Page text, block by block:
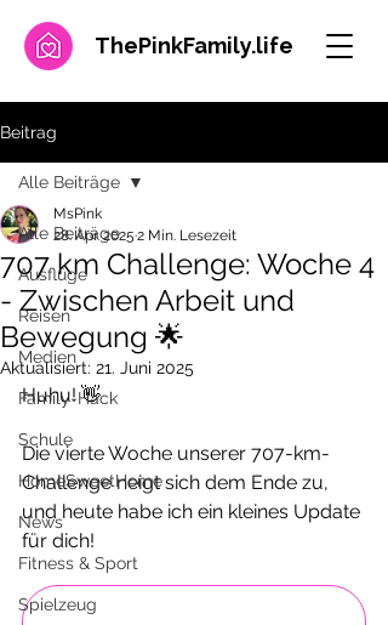
ThePinkFamily.life
Beitrag
Alle Beiträge
Ausflüge
Reisen
Medien
Family-Hack
Schule
HomeSweetHome
News
Fitness & Sport
Spielzeug
Alle Beiträge
707 km Challenge: Woche 4
- Zwischen Arbeit und
Bewegung 🌟
MsPink
28. Apr. 2025 2 Min. Lesezeit
Aktualisiert: 21. Juni 2025
Huhu! 👋
Die vierte Woche unserer 707-km-
Challenge neigt sich dem Ende zu,
und heute habe ich ein kleines Update
für dich!